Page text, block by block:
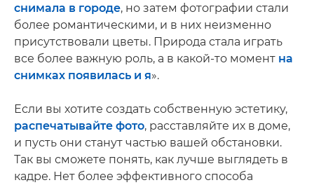
снимала в городе, но затем фотографии стали
более романтическими, и в них неизменно
присутствовали цветы. Природа стала играть
все более важную роль, а в какой-то момент на
снимках появилась и я».
Если вы хотите создать собственную эстетику,
распечатывайте фото, расставляйте их в доме,
и пусть они станут частью вашей обстановки.
Так вы сможете понять, как лучше выглядеть в
кадре. Нет более эффективного способа